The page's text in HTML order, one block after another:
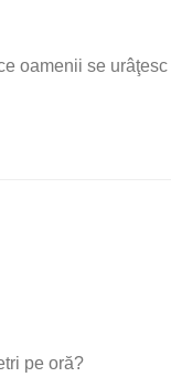
oamenii se urâţesc
pe oră?